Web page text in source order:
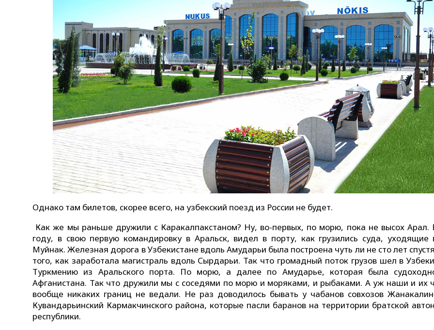
Однако там билетов, скорее всего, на узбекский поезд из России не будет.
Как же мы раньше дружили с Каракалпакстаном? Ну, во-первых, по морю, пока не высох Арал.
году, в свою первую командировку в Аральск, видел в порту, как грузились суда, уходящие
Муйнак. Железная дорога в Узбекистане вдоль Амударьи была построена чуть ли не сто лет
того, как заработала магистраль вдоль Сырдарьи. Так что громадный поток грузов шел в
Туркмению из Аральского порта. По морю, а далее по Амударье, которая была
Афганистана. Так что дружили мы с соседями по морю и моряками, и рыбаками. А уж наши и их
вообще никаких границ не ведали. Не раз доводилось бывать у чабанов совхозов
Кувандарьинский Кармакчинского района, которые пасли баранов на территории братской
республики.